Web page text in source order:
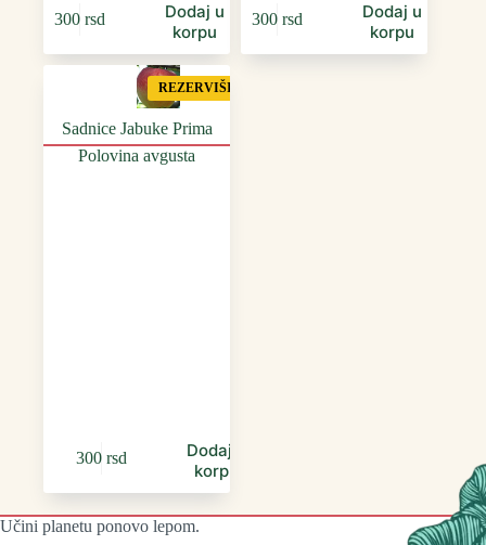
300 rsd
Dodaj u
korpu
300 rsd
Dodaj u
korpu
REZERVIŠI
Sadnice Jabuke Prima
Polovina avgusta
300 rsd
Dodaj u
korpu
Učini planetu ponovo lepom.